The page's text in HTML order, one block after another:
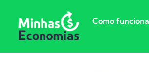
Como funciona